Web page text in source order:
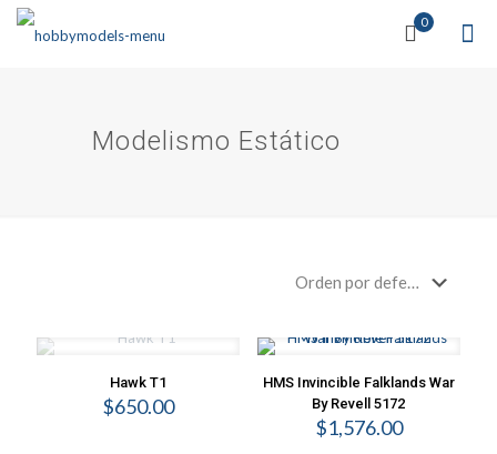
0
Modelismo Estático
Hawk T1
$650.00
HMS Invincible Falklands War
By Revell 5172
$1,576.00